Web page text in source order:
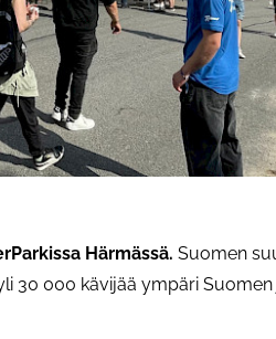
Härmässä. Suomen
30 000 kävijää ympäri Suomen